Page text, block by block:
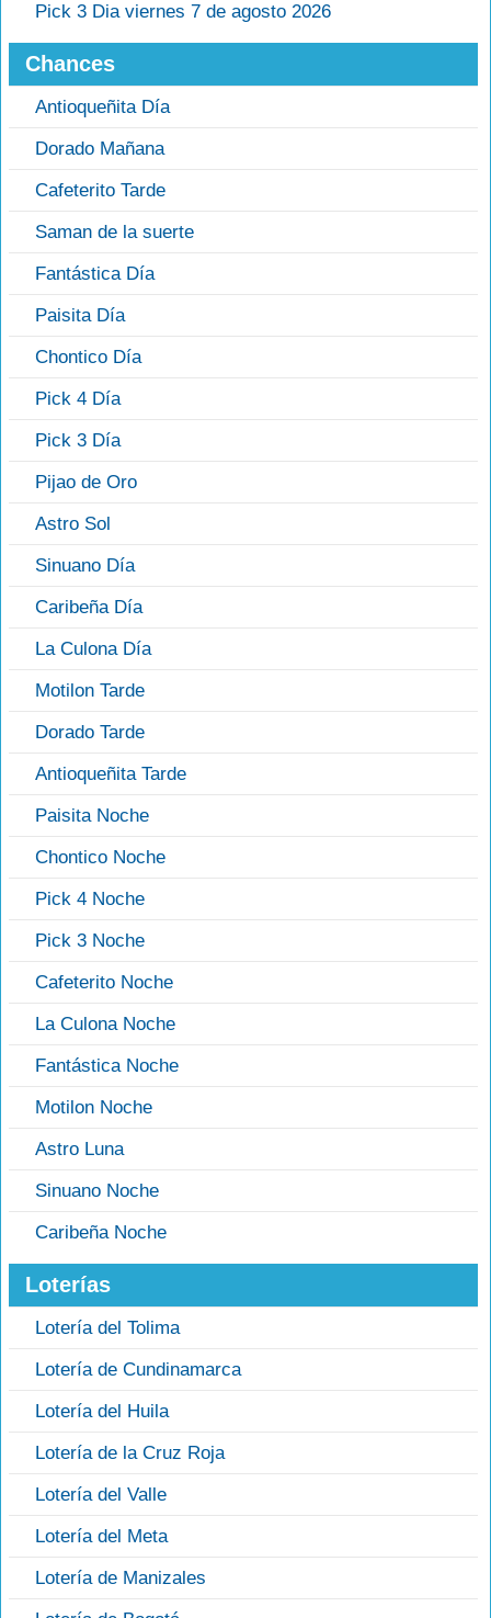
Pick 3 Dia viernes 7 de agosto 2026
Chances
Antioqueñita Día
Dorado Mañana
Cafeterito Tarde
Saman de la suerte
Fantástica Día
Paisita Día
Chontico Día
Pick 4 Día
Pick 3 Día
Pijao de Oro
Astro Sol
Sinuano Día
Caribeña Día
La Culona Día
Motilon Tarde
Dorado Tarde
Antioqueñita Tarde
Paisita Noche
Chontico Noche
Pick 4 Noche
Pick 3 Noche
Cafeterito Noche
La Culona Noche
Fantástica Noche
Motilon Noche
Astro Luna
Sinuano Noche
Caribeña Noche
Loterías
Lotería del Tolima
Lotería de Cundinamarca
Lotería del Huila
Lotería de la Cruz Roja
Lotería del Valle
Lotería del Meta
Lotería de Manizales